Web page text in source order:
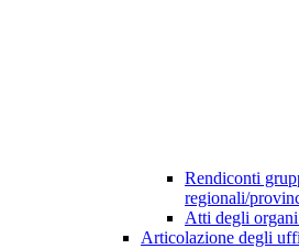
Rendiconti
regionali/
Atti degli
Articolazione degli